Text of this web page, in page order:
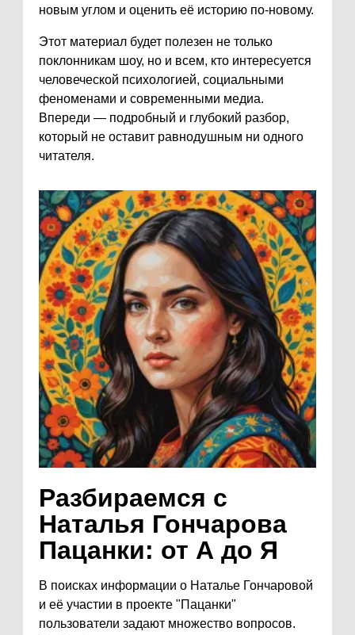
новым углом и оценить её историю по-новому.
Этот материал будет полезен не только
поклонникам шоу, но и всем, кто интересуется
человеческой психологией, социальными
феноменами и современными медиа.
Впереди — подробный и глубокий разбор,
который не оставит равнодушным ни одного
читателя.
Разбираемся с
Наталья Гончарова
Пацанки: от А до Я
В поисках информации о Наталье Гончаровой
и её участии в проекте "Пацанки"
пользователи задают множество вопросов.